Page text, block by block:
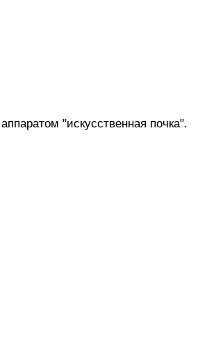
"искусственная почка".